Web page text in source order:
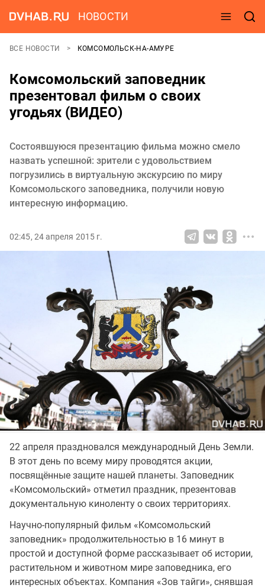
НОВОСТИ
ВСЕ НОВОСТИ КОМСОМОЛЬСК-НА-АМУРЕ
Комсомольский заповедник
презентовал фильм о своих
угодьях (ВИДЕО)
Состоявшуюся презентацию фильма можно смело
назвать успешной: зрители с удовольствием
погрузились в виртуальную экскурсию по миру
Комсомольского заповедника, получили новую
интересную информацию.
02:45, 24 апреля 2015 г.
22 апреля праздновался международный День Земли.
В этот день по всему миру проводятся акции,
посвящённые защите нашей планеты. Заповедник
«Комсомольский» отметил праздник, презентовав
документальную киноленту о своих территориях.
Научно-популярный фильм «Комсомольский
заповедник» продолжительностью в 16 минут в
простой и доступной форме рассказывает об истории,
растительном и животном мире заповедника, его
интересных объектах. Компания «Зов тайги», снявшая